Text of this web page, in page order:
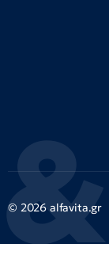
© 2026 alfavita.gr